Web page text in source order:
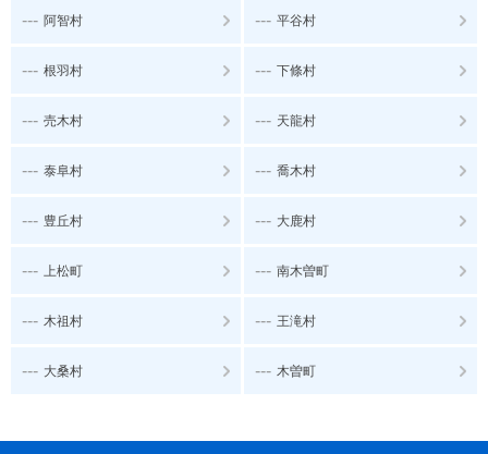
--- 阿智村 --- 平谷村
--- 根羽村 --- 下條村
--- 売木村 --- 天龍村
--- 泰阜村 --- 喬木村
--- 豊丘村 --- 大鹿村
--- 上松町 --- 南木曽町
--- 木祖村 --- 王滝村
--- 大桑村 --- 木曽町